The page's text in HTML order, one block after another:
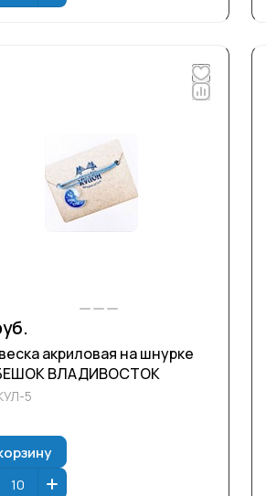
акриловая на шнурке
ВЛАДИВОСТОК
5